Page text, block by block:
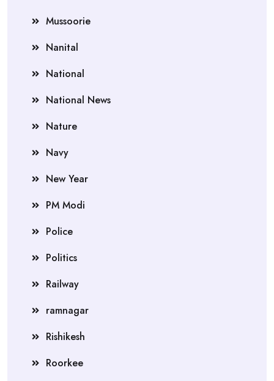
Mussoorie
Nanital
National
National News
Nature
Navy
New Year
PM Modi
Police
Politics
Railway
ramnagar
Rishikesh
Roorkee